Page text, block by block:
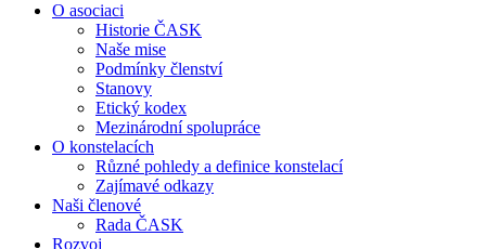
O asociaci
Historie ČASK
Naše mise
Podmínky členství
Stanovy
Etický kodex
Mezinárodní spolupráce
O konstelacích
Různé pohledy a definice konstelací
Zajímavé odkazy
Naši členové
Rada ČASK
Rozvoj